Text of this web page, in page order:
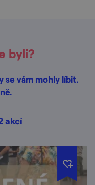
byli?
se vám mohly líbit.
akcí